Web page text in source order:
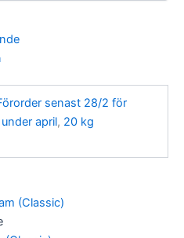
senast 28/2 för
april, 20 kg